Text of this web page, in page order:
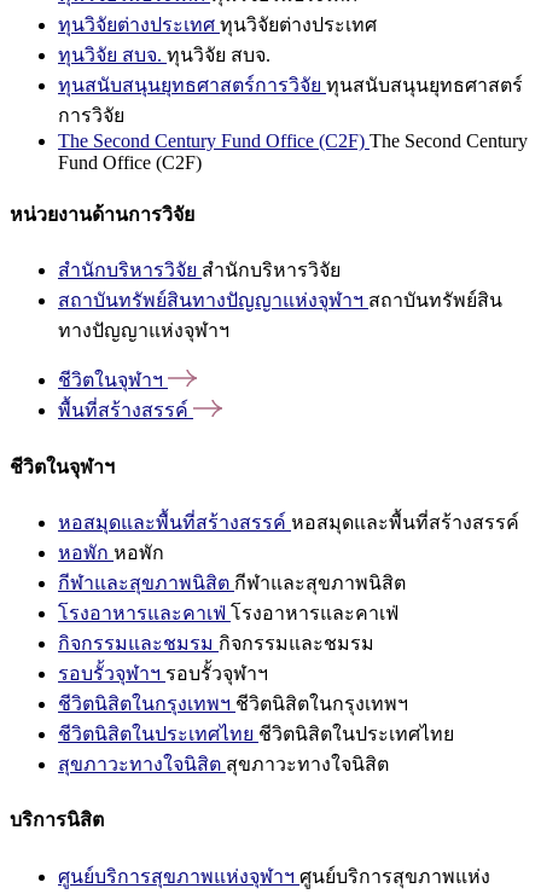
ทุนวิจัยต่างประเทศ ทุนวิจัยต่างประเทศ
ทุนวิจัย สบจ. ทุนวิจัย สบจ.
ทุนสนับสนุนยุทธศาสตร์การวิจัย ทุนสนับสนุนยุทธศาสตร์
การวิจัย
The Second Century Fund Office (C2F) The Second Century
Fund Office (C2F)
หน่วยงานด้านการวิจัย
สำนักบริหารวิจัย สำนักบริหารวิจัย
สถาบันทรัพย์สินทางปัญญาแห่งจุฬาฯ สถาบันทรัพย์สิน
ทางปัญญาแห่งจุฬาฯ
ชีวิตในจุฬาฯ
พื้นที่สร้างสรรค์
ชีวิตในจุฬาฯ
หอสมุดและพื้นที่สร้างสรรค์ หอสมุดและพื้นที่สร้างสรรค์
หอพัก หอพัก
กีฬาและสุขภาพนิสิต กีฬาและสุขภาพนิสิต
โรงอาหารและคาเฟ่ โรงอาหารและคาเฟ่
กิจกรรมและชมรม กิจกรรมและชมรม
รอบรั้วจุฬาฯ รอบรั้วจุฬาฯ
ชีวิตนิสิตในกรุงเทพฯ ชีวิตนิสิตในกรุงเทพฯ
ชีวิตนิสิตในประเทศไทย ชีวิตนิสิตในประเทศไทย
สุขภาวะทางใจนิสิต สุขภาวะทางใจนิสิต
บริการนิสิต
ศูนย์บริการสุขภาพแห่งจุฬาฯ ศูนย์บริการสุขภาพแห่ง